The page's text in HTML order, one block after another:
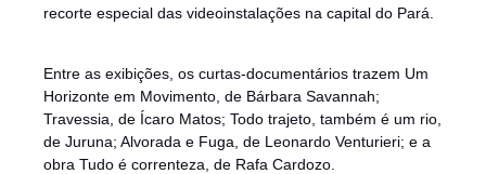
recorte especial das videoinstalações na capital do Pará.
Entre as exibições, os curtas-documentários trazem Um
Horizonte em Movimento, de Bárbara Savannah;
Travessia, de Ícaro Matos; Todo trajeto, também é um rio,
de Juruna; Alvorada e Fuga, de Leonardo Venturieri; e a
obra Tudo é correnteza, de Rafa Cardozo.